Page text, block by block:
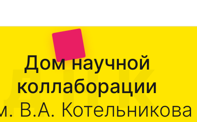
Дом научной
коллаборации
В.А. Котельникова